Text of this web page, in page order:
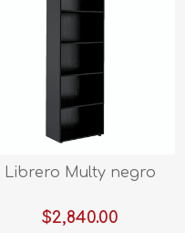
Librero Multy negro
$2,840.00